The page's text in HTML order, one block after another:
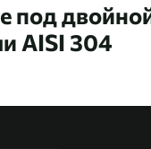
AISI 304